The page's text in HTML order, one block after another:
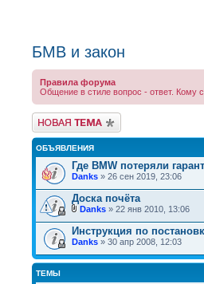
БМВ и закон
Правила форума
Общение в стиле вопрос - ответ. Кому
Новая тема
ОБЪЯВЛЕНИЯ
Где BMW потеряли
Danks » 26 сен 2019, 23:06
Доска почёта
Danks » 22 янв 2010, 13:06
Инструкция по
Danks » 30 апр 2008, 12:03
ТЕМЫ